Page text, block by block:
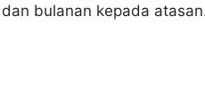
bulanan kepada